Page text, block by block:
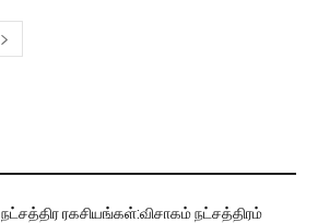
நட்சத்திர ரகசியங்கள்:விசாகம் நட்சத்திரம்